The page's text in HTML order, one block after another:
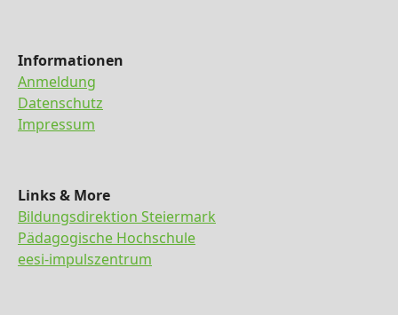
Informationen
Anmeldung
Datenschutz
Impressum
Links & More
Bildungsdirektion Steiermark
Pädagogische Hochschule
eesi-impulszentrum